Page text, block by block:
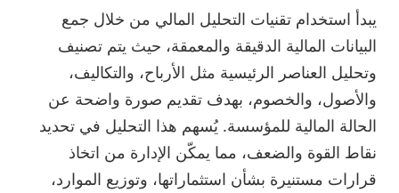
يبدأ استخدام تقنيات التحليل المالي من خلال جمع
البيانات المالية الدقيقة والمعمقة، حيث يتم تصنيف
وتحليل العناصر الرئيسية مثل الأرباح، والتكاليف،
والأصول، والخصوم، بهدف تقديم صورة واضحة عن
الحالة المالية للمؤسسة. يُسهم هذا التحليل في تحديد
نقاط القوة والضعف، مما يمكّن الإدارة من اتخاذ
قرارات مستنيرة بشأن استثماراتها، وتوزيع الموارد،